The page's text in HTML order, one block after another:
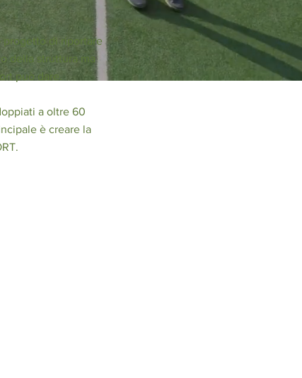
progetto di riportare
della struttura ma
può dare.
a oltre 60
è creare la